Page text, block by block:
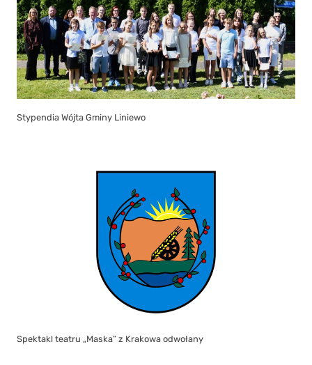
Stypendia Wójta Gminy Liniewo
Spektakl teatru „Maska” z Krakowa odwołany